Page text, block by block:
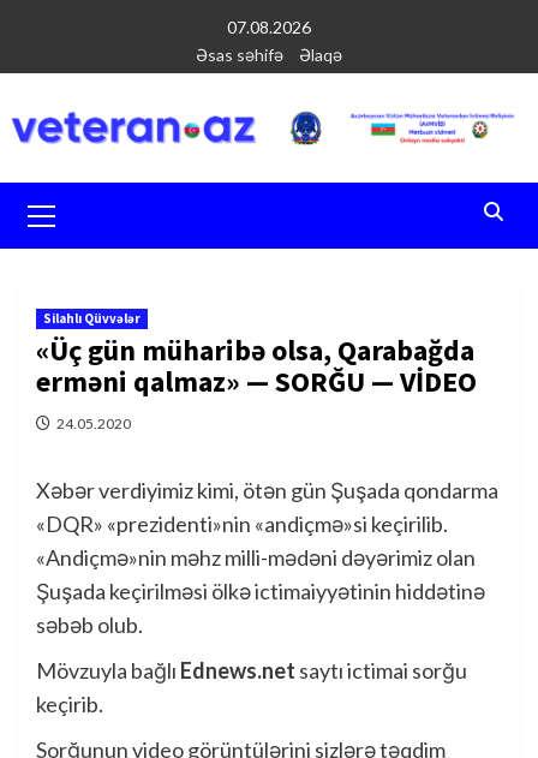
содержимому
07.08.2026
Əsas səhifə
Əlaqə
меню
Silahlı Qüvvələr
«Üç gün müharibə olsa, Qarabağda
erməni qalmaz» — SORĞU — VİDEO
24.05.2020
Xəbər verdiyimiz kimi, ötən gün Şuşada qondarma
«DQR» «prezidenti»nin «andiçmə»si keçirilib.
«Andiçmə»nin məhz milli-mədəni dəyərimiz olan
Şuşada keçirilməsi ölkə ictimaiyyətinin hiddətinə
səbəb olub.
Mövzuyla bağlı Ednews.net saytı ictimai sorğu
keçirib.
Sorğunun video görüntülərini sizlərə təqdim